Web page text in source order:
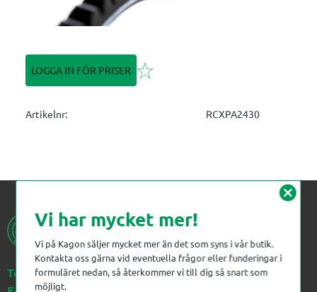
LOGGA IN FÖR PRISER Lägg till i favoriter
Artikelnr RCXPA2430
Telefon:023-383 18 00
cancel
Vi har mycket mer!
Vi på Kagon säljer mycket mer än det som syns i vår butik.
Kontakta oss gärna vid eventuella frågor eller funderingar i
formuläret nedan, så återkommer vi till dig så snart som
möjligt.